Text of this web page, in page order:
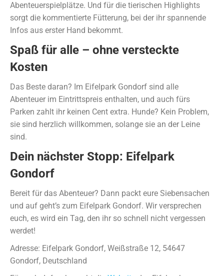
Abenteuerspielplätze. Und für die tierischen Highlights
sorgt die kommentierte Fütterung, bei der ihr spannende
Infos aus erster Hand bekommt.
Spaß für alle – ohne versteckte
Kosten
Das Beste daran? Im Eifelpark Gondorf sind alle
Abenteuer im Eintrittspreis enthalten, und auch fürs
Parken zahlt ihr keinen Cent extra. Hunde? Kein Problem,
sie sind herzlich willkommen, solange sie an der Leine
sind.
Dein nächster Stopp: Eifelpark
Gondorf
Bereit für das Abenteuer? Dann packt eure Siebensachen
und auf geht’s zum Eifelpark Gondorf. Wir versprechen
euch, es wird ein Tag, den ihr so schnell nicht vergessen
werdet!
Adresse: Eifelpark Gondorf, Weißstraße 12, 54647
Gondorf, Deutschland